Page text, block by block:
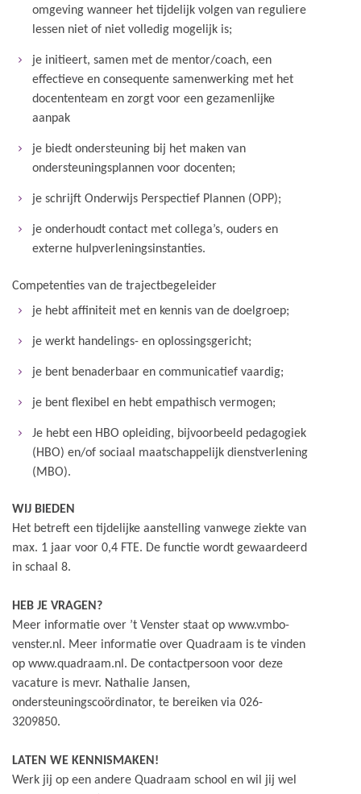
omgeving wanneer het tijdelijk volgen van reguliere
lessen niet of niet volledig mogelijk is;
je initieert, samen met de mentor/coach, een
effectieve en consequente samenwerking met het
docententeam en zorgt voor een gezamenlijke
aanpak
je biedt ondersteuning bij het maken van
ondersteuningsplannen voor docenten;
je schrijft Onderwijs Perspectief Plannen (OPP);
je onderhoudt contact met collega’s, ouders en
externe hulpverleningsinstanties.
Competenties van de trajectbegeleider
je hebt affiniteit met en kennis van de doelgroep;
je werkt handelings- en oplossingsgericht;
je bent benaderbaar en communicatief vaardig;
je bent flexibel en hebt empathisch vermogen;
Je hebt een HBO opleiding, bijvoorbeeld pedagogiek
(HBO) en/of sociaal maatschappelijk dienstverlening
(MBO).
WIJ BIEDEN
Het betreft een tijdelijke aanstelling vanwege ziekte van
max. 1 jaar voor 0,4 FTE. De functie wordt gewaardeerd
in schaal 8.
HEB JE VRAGEN?
Meer informatie over ’t Venster staat op www.vmbo-
venster.nl. Meer informatie over Quadraam is te vinden
op www.quadraam.nl. De contactpersoon voor deze
vacature is mevr. Nathalie Jansen,
ondersteuningscoördinator, te bereiken via 026-
3209850.
LATEN WE KENNISMAKEN!
Werk jij op een andere Quadraam school en wil jij wel